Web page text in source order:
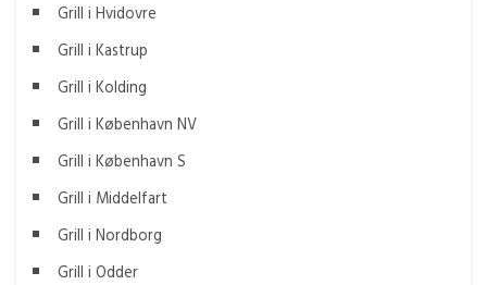
Grill i Hvidovre
Grill i Kastrup
Grill i Kolding
Grill i København NV
Grill i København S
Grill i Middelfart
Grill i Nordborg
Grill i Odder